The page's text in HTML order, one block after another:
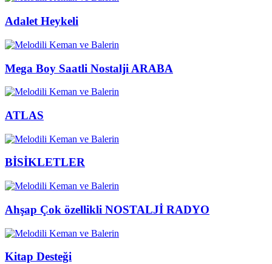
Adalet Heykeli
Mega Boy Saatli Nostalji ARABA
ATLAS
BİSİKLETLER
Ahşap Çok özellikli NOSTALJİ RADYO
Kitap Desteği